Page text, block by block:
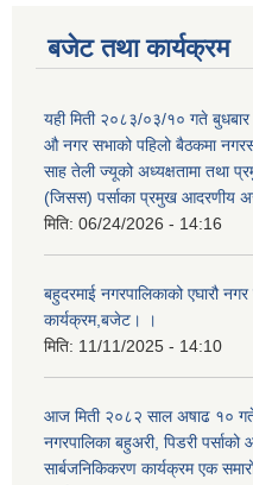
बजेट तथा कार्यक्रम
यही मिती २०८३/०३/१० गते
औ नगर सभाको पहिलो बैठकमा
साह तेली ज्यूको अध्यक्षतामा तथा
(जिसस) पर्साका प्रमुख आदरणीय
मिति: 06/24/2026 - 14:16
बहुदरमाई नगरपालिकाको एघारौ
कार्यक्रम,बजेट। ।
मिति: 11/11/2025 - 14:10
आज मिती २०८२ साल अषाढ १०
नगरपालिका बहुअरी, पिडरी
सार्बजनिकिकरण कार्यक्रम एक